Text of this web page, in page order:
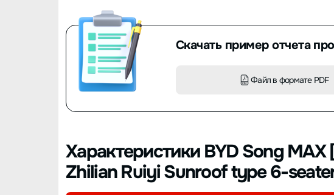
Скачать пример отчета
Файл в формате PDF
Характеристики BYD Song MAX
Zhilian Ruiyi Sunroof type 6-